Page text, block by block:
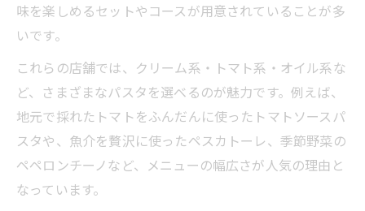
味を楽しめるセットやコースが用意されていることが多
いです。
これらの店舗では、クリーム系・トマト系・オイル系な
ど、さまざまなパスタを選べるのが魅力です。例えば、
地元で採れたトマトをふんだんに使ったトマトソースパ
スタや、魚介を贅沢に使ったペスカトーレ、季節野菜の
ペペロンチーノなど、メニューの幅広さが人気の理由と
なっています。